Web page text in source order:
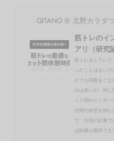
QITANO ® 北野カラダ
筋トレのイ
アリ（研究
筋トレをしていて
ったことはないで
さでも回数をこ
のは良いが、同じ
ット間のインタ
分間の休憩を挟む
で、今回の記事で
ば効果が期待でき